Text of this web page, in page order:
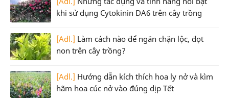
khi sử dụng Cytokinin DA6 trên cây trồng
[Adl.] Làm cách nào để ngăn chặn lộc, đọt
non trên cây trồng?
[Adl.] Hướng dẫn kích thích hoa ly nở và kìm
hãm hoa cúc nở vào đúng dịp Tết